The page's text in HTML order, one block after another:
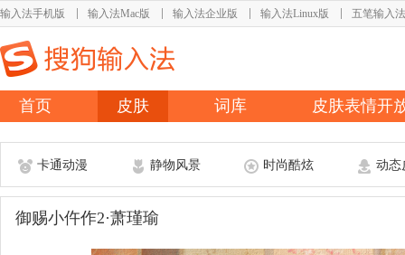
输入法手机版 输入法Mac版 输入法企业版 输入法Linux版 五笔输入法
首页 皮肤 词库 皮肤表情开
卡通动漫 静物风景 时尚酷炫 动态
御赐小仵作2·萧瑾瑜